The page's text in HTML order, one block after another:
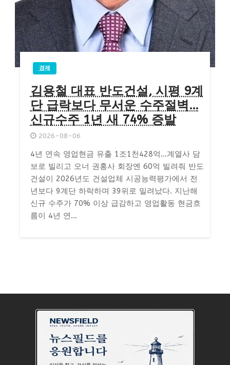
경제
김용철 대표 반도건설, 시평 9계
단 급락보다 무서운 수주절벽…
신규수주 1년 새 74% 증발
2026-08-06
4년 연속 영업현금 유출 1조1천428억…계열사 담
보로 빌리고 오너 권홍사 회장엔 60억 빌려줘 반도
건설이 2026년도 건설업체 시공능력평가에서 전
년보다 9계단 하락하며 39위로 밀려났다. 지난해
신규 수주가 70% 이상 급감하고 영업활동 현금흐
름이 4년 연...